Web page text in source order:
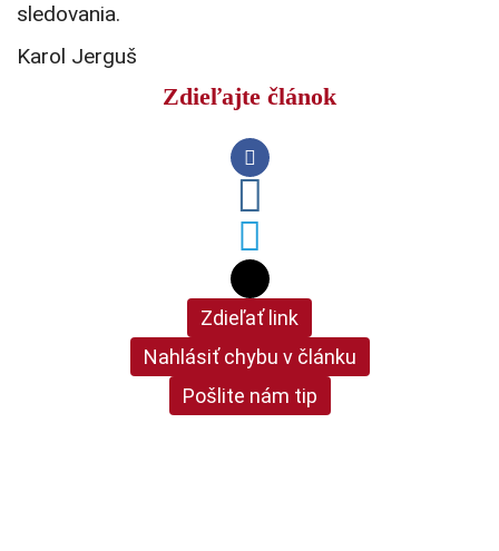
sledovania.
Karol Jerguš
Zdieľajte článok
Zdieľať link
Nahlásiť chybu v článku
Pošlite nám tip